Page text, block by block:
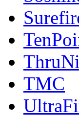
TMC